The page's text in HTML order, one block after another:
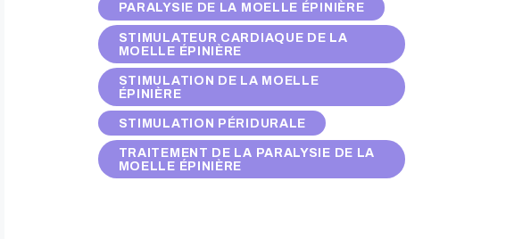
PARALYSIE DE LA MOELLE ÉPINIÈRE
STIMULATEUR CARDIAQUE DE LA
MOELLE ÉPINIÈRE
STIMULATION DE LA MOELLE
ÉPINIÈRE
STIMULATION PÉRIDURALE
TRAITEMENT DE LA PARALYSIE DE LA
MOELLE ÉPINIÈRE